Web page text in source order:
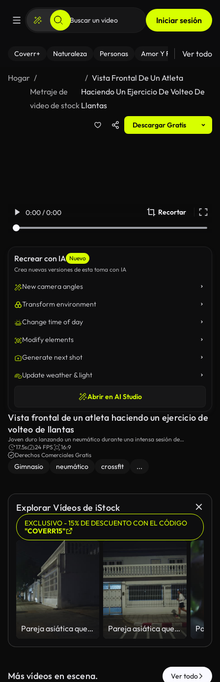
Iniciar sesión
Coverr+ Naturaleza Personas Amor Y Relaciones
Ver todo
Hogar
Metraje de
video de stock
Vista Frontal De Un Atleta
Haciendo Un Ejercicio De Volteo De
Llantas
Descargar Gratis
0:00 / 0:00 Recortar
Recrear con IA Nuevo
Crea nuevas versiones de esta toma con IA
New camera angles
Transform environment
Change time of day
Modify elements
Generate next shot
Update weather & light
Abrir en AI Studio
Vista frontal de un atleta haciendo un ejercicio de
volteo de llantas
Joven duro lanzando un neumático durante una intensa sesión de
entrenamiento en un gimnasio.
17.5s 24 FPS
16:9
Derechos Comerciales Gratis
Gimnasio neumático crossfit ...
Explorar Vídeos de iStock
EXCLUSIVO - 15% DE DESCUENTO CON EL CÓDIGO
"COVERR15"
Pareja asiática que corre junta durante la carrera nocturna en la ciudad para entrenar maratones. Pareja asiática que corre junta durante la carrera nocturna en la ciudad para entrenar maratones.
Más vídeos en escena. Ver todo